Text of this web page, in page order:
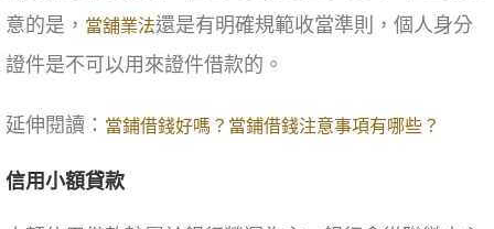
意的是， 當舖業法還是有明確規範收當準則，個人身分
證件是不可以用來證件借款的。
延伸閱讀： 當鋪借錢好嗎？當鋪借錢注意事項有哪些？
信用小額貸款